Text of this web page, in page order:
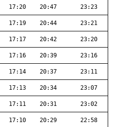
17:20 20:47 23:23
17:19 20:44 23:21
17:17 20:42 23:20
17:16 20:39 23:16
17:14 20:37 23:11
17:13 20:34 23:07
17:11 20:31 23:02
17:10 20:29 22:58